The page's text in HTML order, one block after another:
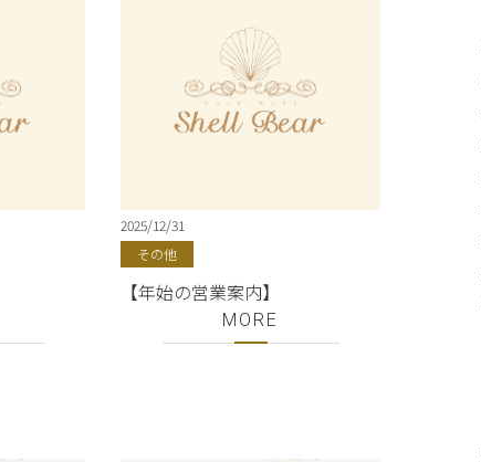
2025/12/31
その他
【年始の営業案内】
MORE